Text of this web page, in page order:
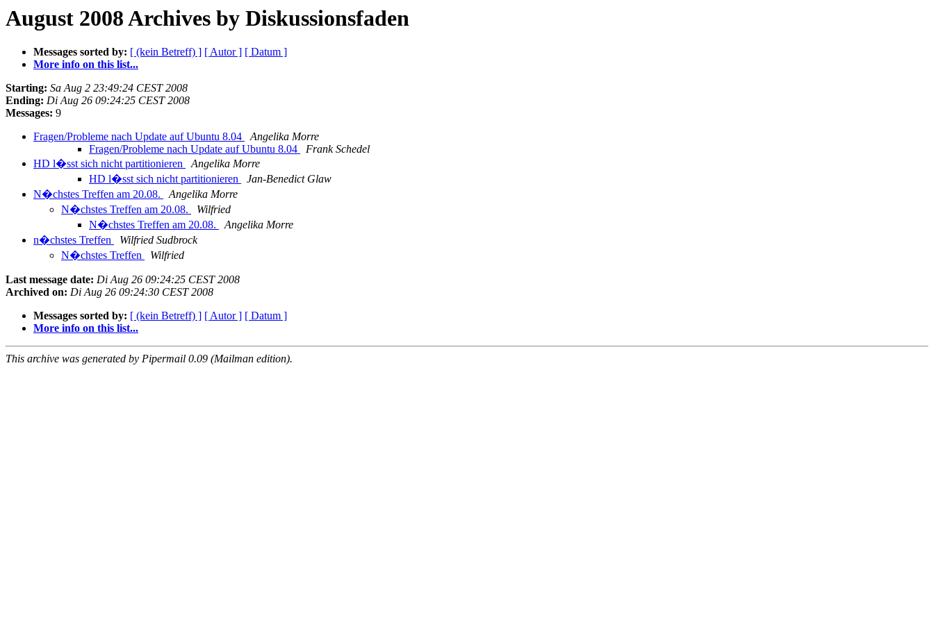
August 2008 Archives by Diskussionsfaden
Messages sorted by: [ (kein Betreff) ] [ Autor ] [ Datum ]
More info on this list...
Starting: Sa Aug 2 23:49:24 CEST 2008
Ending: Di Aug 26 09:24:25 CEST 2008
Messages: 9
Fragen/Probleme nach Update auf Ubuntu 8.04
Angelika Morre
Fragen/Probleme nach Update auf Ubuntu 8.04
Frank Schedel
HD l�sst sich nicht partitionieren
Angelika Morre
HD l�sst sich nicht partitionieren
Jan-Benedict Glaw
N�chstes Treffen am 20.08.
Angelika Morre
N�chstes Treffen am 20.08.
Wilfried
N�chstes Treffen am 20.08.
Angelika Morre
n�chstes Treffen
Wilfried Sudbrock
N�chstes Treffen
Wilfried
Last message date: Di Aug 26 09:24:25 CEST 2008
Archived on: Di Aug 26 09:24:30 CEST 2008
Messages sorted by: [ (kein Betreff) ] [ Autor ] [ Datum ]
More info on this list...
This archive was generated by Pipermail 0.09 (Mailman edition).